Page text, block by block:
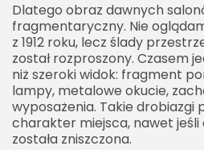
Dlatego obraz dawnych
fragmentaryczny. Nie
z 1912 roku, lecz ślady
został rozproszony. Czasem
niż szeroki widok: fragment
lampy, metalowe okucie,
wyposażenia. Takie drobiazgi
charakter miejsca, nawet jeśli
została zniszczona.